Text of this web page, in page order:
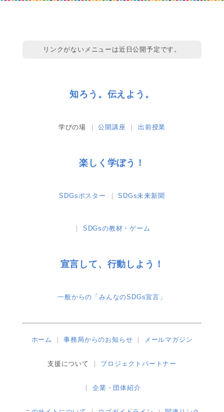
リンクがないメニューは近日公開予定です。
知ろう。伝えよう。
学びの場 公開講座 出前授業
楽しく学ぼう！
SDGsポスター SDGs未来新聞
SDGsの教材・ゲーム
宣言して、行動しよう！
一般からの「みんなのSDGs宣言」
ホーム 事務局からのお知らせ メールマガジン
支援について プロジェクトパートナー
企業・団体紹介